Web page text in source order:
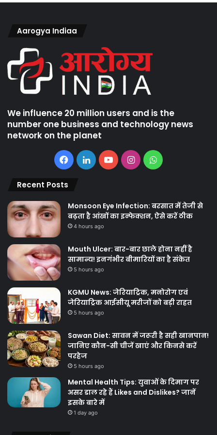
Aarogya Indiaa
We influence 20 million users and is the
number one business and technology news
network on the planet
Facebook
LinkedInYouTubeInstagramWhatsApp
Recent Posts
Monsoon Eye Infection: बरसात में तेजी से
बढ़ता है आंखों का इन्फेक्शन, ऐसे करें ठीक
4 hours ago
Mouth Ulcer: बार-बार छाले होना नहीं है
सामान्य! इनगंभीर बीमारियों का है संकेत
5 hours ago
KGMU News: जेरियाट्रिक, मनोरोग एवं
जेरियाट्रिक आईसीयू मरीजों को बड़ी राहत
5 hours ago
Sawan Diet: सावन में जरूरी है सही खानपान!
जानिए कौन-सी चीजें खाएं और किनसे करें
परहेज
5 hours ago
Mental Health Tips: युवाओं के दिमाग पर
असर डाल रहे हैं Likes and Dislikes? जानें
इसके बारे में
1 day ago